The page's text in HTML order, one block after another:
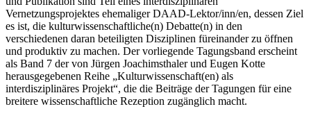
Vernetzungsprojektes ehemaliger DAAD-Lektor/inn/en, dessen Ziel
es ist, die kulturwissenschaftliche(n) Debatte(n) in den
verschiedenen daran beteiligten Disziplinen füreinander zu öffnen
und produktiv zu machen. Der vorliegende Tagungsband erscheint
als Band 7 der von Jürgen Joachimsthaler und Eugen Kotte
herausgegebenen Reihe „Kulturwissenschaft(en) als
interdisziplinäres Projekt“, die die Beiträge der Tagungen für eine
breitere wissenschaftliche Rezeption zugänglich macht.